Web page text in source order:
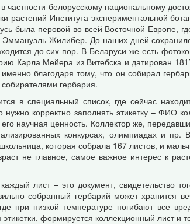
белорусскому национальному
растений Института экспериментальной
была перовой во всей Восточной Европе,
Жилибер. До наших дней
до сих пор. В Беларуси же есть
Карла Мейера из Витебска и датирован
благодаря тому, что он собирал
гербария.
в специальный список, где сейчас
корректно заполнять этикетку – ФИО
научная ценность. Коллектор же,
конкурсах, олимпиадах и
которая собрала 167 листов, и
не главное, самое важное интерес к
лист – это документ, свидетельство
собранный гербарий может хранится
при низкой температуре погибают все
формируется коллекционный лист и